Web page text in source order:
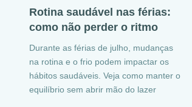
Rotina saudável nas férias:
como não perder o ritmo
Durante as férias de julho, mudanças
na rotina e o frio podem impactar os
hábitos saudáveis. Veja como manter o
equilíbrio sem abrir mão do lazer